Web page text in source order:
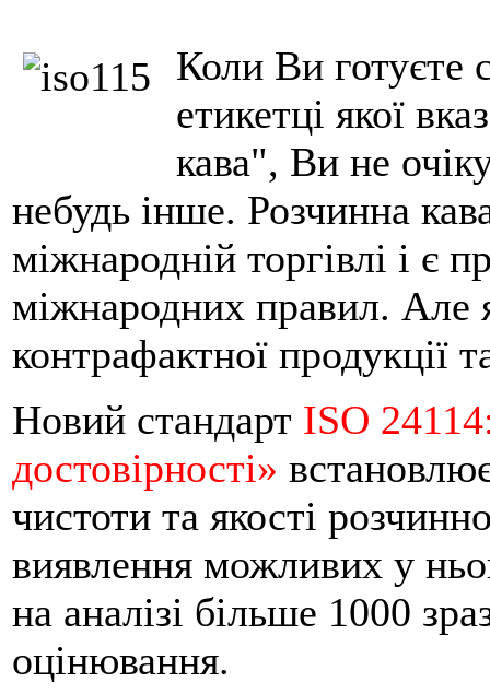
Коли Ви готуєте
етикетці якої
кава", Ви не
небудь інше. Розчинна
міжнародній торгівлі і є
міжнародних правил. Але
контрафактної продукції
Новий стандарт ISO
достовірності»
чистоти та якості
виявлення можливих у
на аналізі більше 1000
оцінювання.